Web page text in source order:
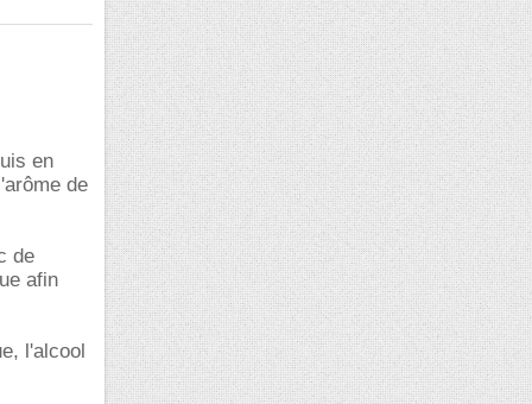
en
de
de
afin
l'alcool